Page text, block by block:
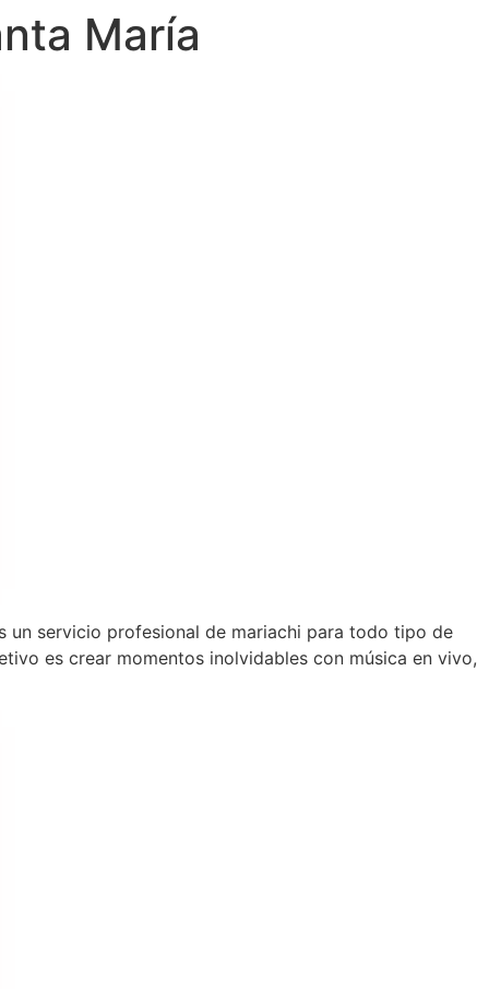
María
un servicio profesional de mariachi para todo tipo de
es crear momentos inolvidables con música en vivo,